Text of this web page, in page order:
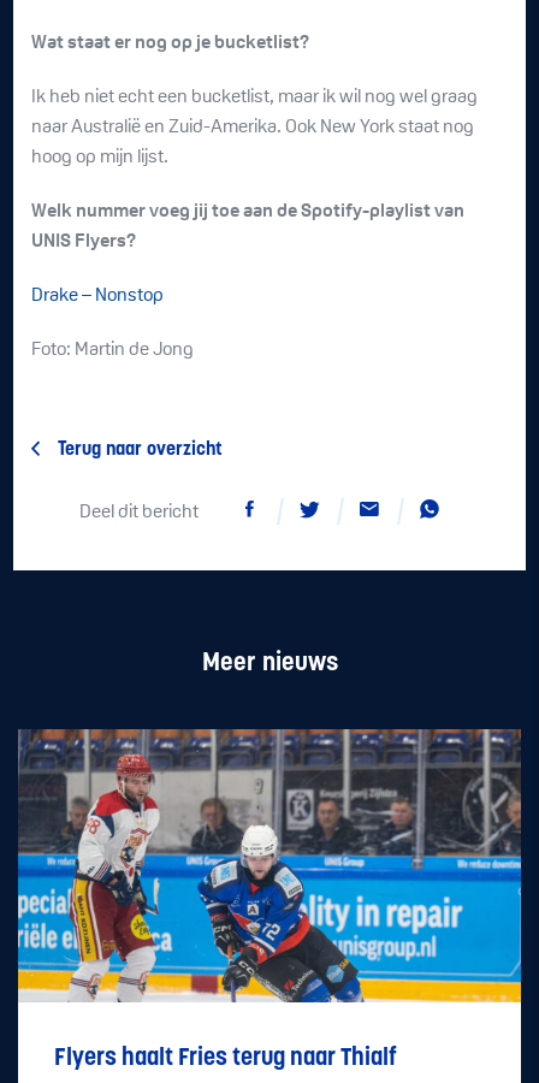
Wat staat er nog op je bucketlist?
Ik heb niet echt een bucketlist, maar ik wil nog wel graag
naar Australië en Zuid-Amerika. Ook New York staat nog
hoog op mijn lijst.
Welk nummer voeg jij toe aan de Spotify-playlist van
UNIS Flyers?
Drake – Nonstop
Foto: Martin de Jong
Terug naar overzicht
Deel dit bericht
Meer nieuws
Flyers haalt Fries terug naar Thialf